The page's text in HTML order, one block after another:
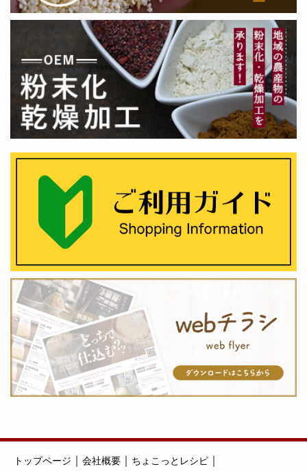
トップページ ｜ 会社概要 ｜ ちょこっとレシピ ｜